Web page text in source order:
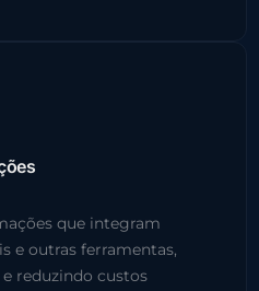
que integram
e outras ferramentas,
reduzindo custos